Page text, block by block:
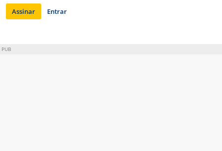
Lisboa e Almada
Situação de alerta em Almada renovada até final de Agosto
Assinar Entrar
PUB